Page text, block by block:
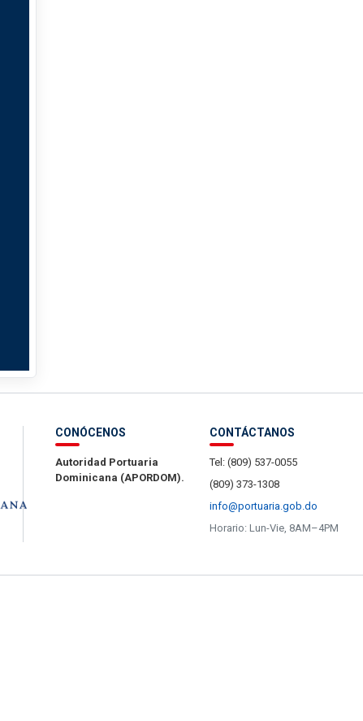
CONÓCENOS
Autoridad Portuaria
Dominicana (APORDOM).
CONTÁCTANOS
Tel: (809) 537-0055
(809) 373-1308
info@portuaria.gob.do
Horario: Lun-Vie, 8AM–4PM